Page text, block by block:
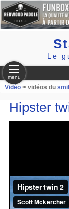
Le
menu
Vidéo> vidéos du
Hipster